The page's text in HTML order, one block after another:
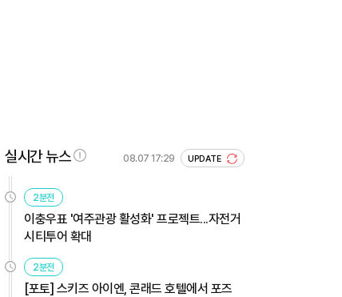
실시간 뉴스 08.07 17:29 UPDATE
2분전
이충우표 '여주관광 활성화' 프로젝트...자전거
시티투어 확대
2분전
[포토] 스키즈 아이엔, 콘래드 호텔에서 포즈